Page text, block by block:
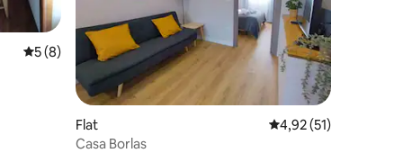
Gemiddelde beoordeling van 5 op 5, 8 recensies
5 (8)
Flat Gemiddelde
4,92 (51)
Casa Borlas